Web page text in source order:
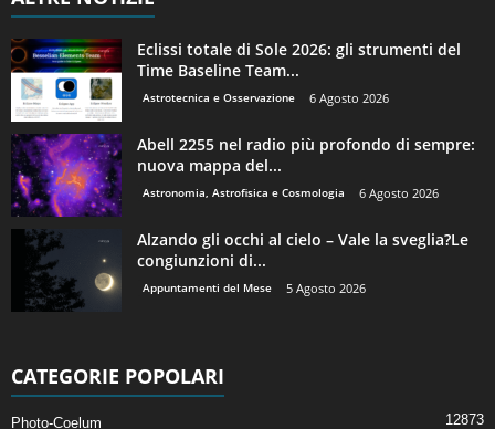
Eclissi totale di Sole 2026: gli strumenti del
Time Baseline Team...
Astrotecnica e Osservazione 6 Agosto 2026
Abell 2255 nel radio più profondo di sempre:
nuova mappa del...
Astronomia, Astrofisica e Cosmologia 6 Agosto 2026
Alzando gli occhi al cielo – Vale la sveglia?Le
congiunzioni di...
Appuntamenti del Mese 5 Agosto 2026
CATEGORIE POPOLARI
Photo-Coelum 12873